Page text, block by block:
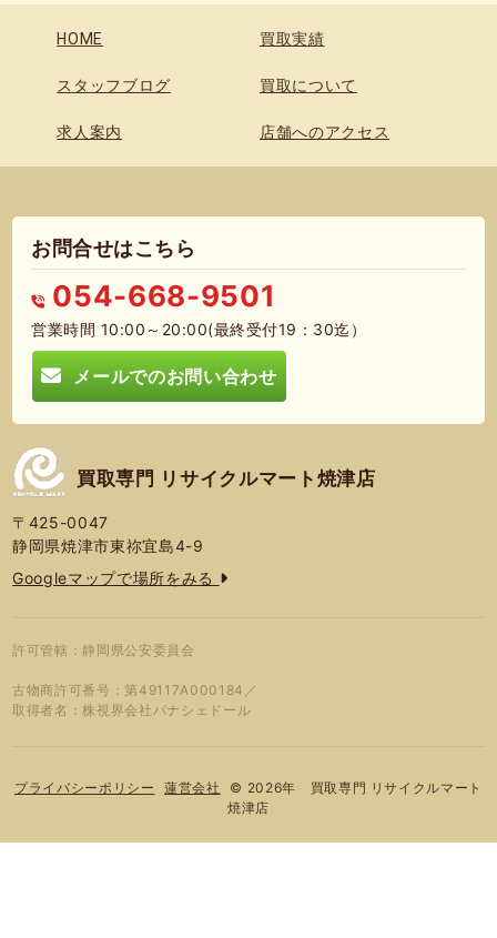
HOME 買取実績
スタッフブログ 買取について
求人案内 店舗へのアクセス
お問合せはこちら
054-668-9501
営業時間 10:00～20:00(最終受付19：30迄）
メールでのお問い合わせ
買取専門 リサイクルマート焼津店
〒425-0047
静岡県焼津市東祢宜島4-9
Googleマップで場所をみる
許可管轄：静岡県公安委員会
古物商許可番号：第49117A000184／
取得者名：株視界会社パナシェドール
プライバシーポリシー 蓮営会社
© 2026年 買取専門 リサイクルマート
焼津店